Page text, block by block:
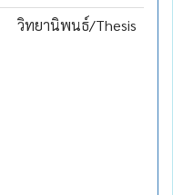
วิทยานิพนธ์/Thesis